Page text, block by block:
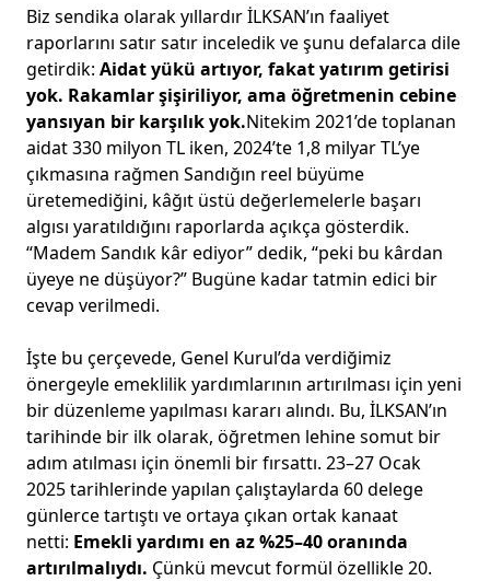
Biz sendika olarak yıllardır İLKSAN’ın faaliyet
raporlarını satır satır inceledik ve şunu defalarca dile
getirdik: Aidat yükü artıyor, fakat yatırım getirisi
yok. Rakamlar şişiriliyor, ama öğretmenin cebine
yansıyan bir karşılık yok.Nitekim 2021’de toplanan
aidat 330 milyon TL iken, 2024’te 1,8 milyar TL’ye
çıkmasına rağmen Sandığın reel büyüme
üretemediğini, kâğıt üstü değerlemelerle başarı
algısı yaratıldığını raporlarda açıkça gösterdik.
“Madem Sandık kâr ediyor” dedik, “peki bu kârdan
üyeye ne düşüyor?” Bugüne kadar tatmin edici bir
cevap verilmedi.
İşte bu çerçevede, Genel Kurul’da verdiğimiz
önergeyle emeklilik yardımlarının artırılması için yeni
bir düzenleme yapılması kararı alındı. Bu, İLKSAN’ın
tarihinde bir ilk olarak, öğretmen lehine somut bir
adım atılması için önemli bir fırsattı. 23–27 Ocak
2025 tarihlerinde yapılan çalıştaylarda 60 delege
günlerce tartıştı ve ortaya çıkan ortak kanaat
netti: Emekli yardımı en az %25–40 oranında
artırılmalıydı. Çünkü mevcut formül özellikle 20.